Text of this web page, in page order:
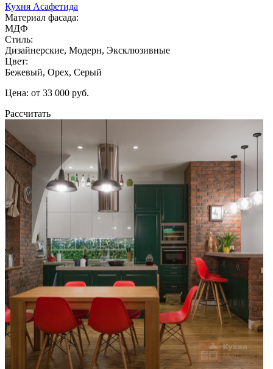
Кухня Асафетида
Материал фасада:
МДФ
Стиль:
Дизайнерские, Модерн, Эксклюзивные
Цвет:
Бежевый, Орех, Серый
Цена: от 33 000 руб.
Рассчитать